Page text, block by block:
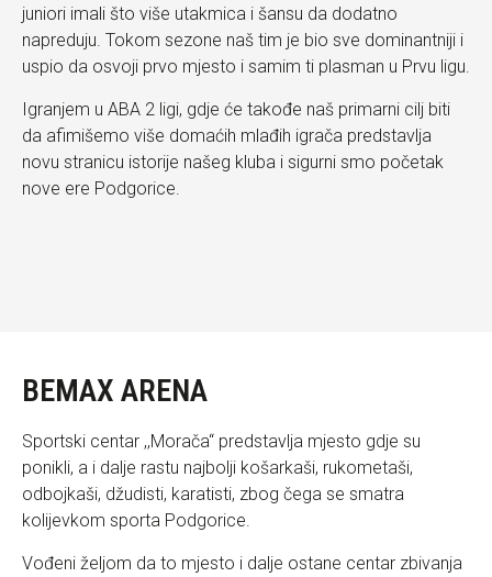
juniori imali što više utakmica i šansu da dodatno
napreduju. Tokom sezone naš tim je bio sve dominantniji i
uspio da osvoji prvo mjesto i samim ti plasman u Prvu ligu.
Igranjem u ABA 2 ligi, gdje će takođe naš primarni cilj biti
da afimišemo više domaćih mlađih igrača predstavlja
novu stranicu istorije našeg kluba i sigurni smo početak
nove ere Podgorice.
BEMAX ARENA
Sportski centar ,,Morača“ predstavlja mjesto gdje su
ponikli, a i dalje rastu najbolji košarkaši, rukometaši,
odbojkaši, džudisti, karatisti, zbog čega se smatra
kolijevkom sporta Podgorice.
Vođeni željom da to mjesto i dalje ostane centar zbivanja